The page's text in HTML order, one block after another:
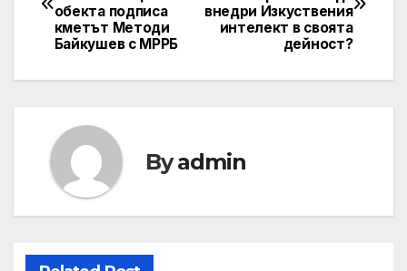
navigation
внедри Изкуствения
интелект в своята
дейност?
обекта подписа
кметът Методи
Байкушев с МРРБ
Byadmin